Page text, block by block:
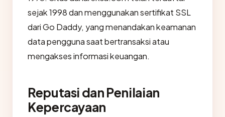
sejak 1998 dan menggunakan sertifikat SSL
dari Go Daddy, yang menandakan keamanan
data pengguna saat bertransaksi atau
mengakses informasi keuangan.
Reputasi dan Penilaian
Kepercayaan